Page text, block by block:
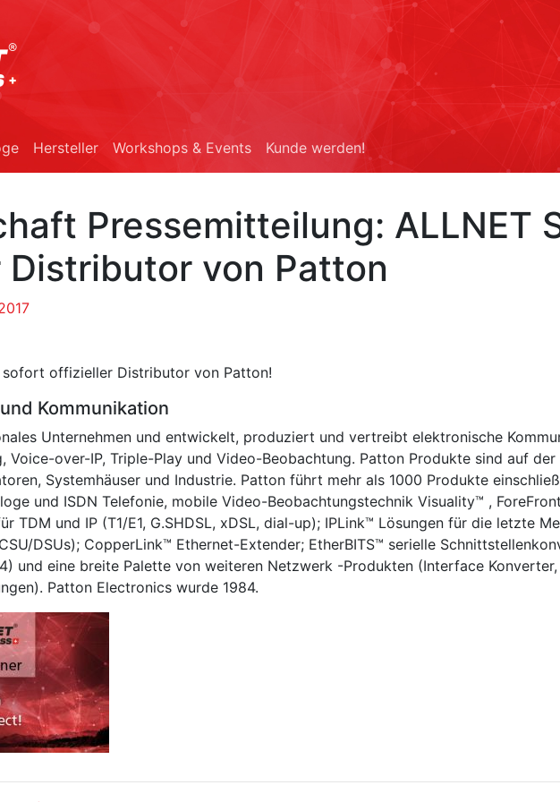
Hersteller Workshops & Events Kunde werden!
Pressemitteilung: ALLNET
von Patton
sofort offizieller Distributor von Patton!
Kommunikation
Unternehmen und entwickelt, produziert und vertreibt elektronische
Voice-over-IP, Triple-Play und Video-Beobachtung. Patton Produkte sind auf
Systemhäuser und Industrie. Patton führt mehr als 1000 Produkte
und ISDN Telefonie, mobile Video-Beobachtungstechnik Visuality™ ,
TDM und IP (T1/E1, G.SHDSL, xDSL, dial-up); IPLink™ Lösungen für die letzte
DSUs); CopperLink™ Ethernet-Extender; EtherBITS™ serielle
und eine breite Palette von weiteren Netzwerk -Produkten (Interface
Patton Electronics wurde 1984.